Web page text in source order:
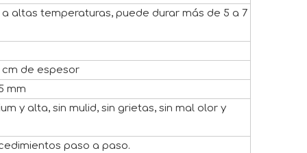
altas temperaturas, puede durar más de 5 a 7
cm de espesor
mm
y alta, sin mulid, sin grietas, sin mal olor y
paso a paso.